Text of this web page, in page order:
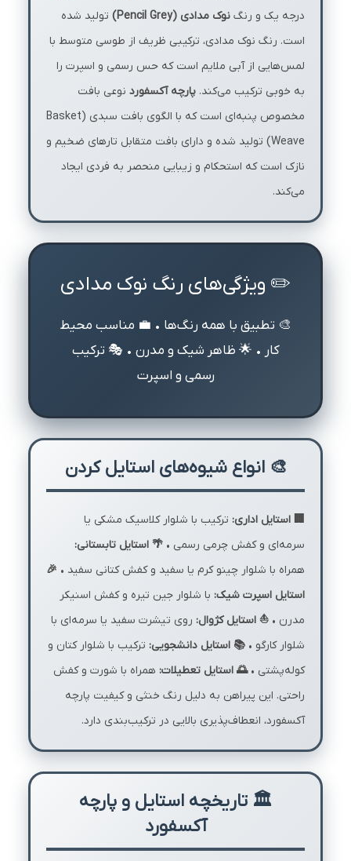
درجه یک و رنگ نوک مدادی (Pencil Grey)
تولید شده
است. رنگ نوک مدادی، ترکیبی ظریف از طوسی متوسط با
لمس‌هایی از آبی ملایم است که حس رسمی و اسپرت را
به خوبی ترکیب می‌کند. پارچه آکسفورد نوعی بافت
مخصوص پنبه‌ای است که با الگوی بافت سبدی (Basket
Weave) تولید شده و دارای بافت متقابل تارهای ضخیم و
نازک است که استحکام و زیبایی منحصر به فردی ایجاد
می‌کند.
✏️ ویژگی‌های رنگ نوک مدادی
🎨 تطبیق با همه رنگ‌ها • 💼 مناسب محیط
کار • 🌟 ظاهر شیک و مدرن • 🎭 ترکیب
رسمی و اسپرت
🎨 انواع شیوه‌های استایل کردن
🏢 استایل اداری: ترکیب با شلوار کلاسیک مشکی یا
سرمه‌ای و کفش چرمی رسمی • 🌴 استایل تابستانی:
همراه با شلوار چینو کرم یا سفید و کفش کتانی سفید • 🎉
استایل اسپرت شیک: با شلوار جین تیره و کفش اسنیکر
مدرن • ⛵ استایل کژوال: روی تیشرت سفید یا سرمه‌ای با
شلوار کارگو • 📚 استایل دانشجویی: ترکیب با شلوار کتان و
کوله‌پشتی •🌅 استایل تعطیلات: همراه با شورت و کفش
راحتی. این پیراهن به دلیل رنگ خنثی و کیفیت پارچه
آکسفورد، انعطاف‌پذیری بالایی در ترکیب‌بندی دارد.
🏛️ تاریخچه استایل و پارچه
آکسفورد